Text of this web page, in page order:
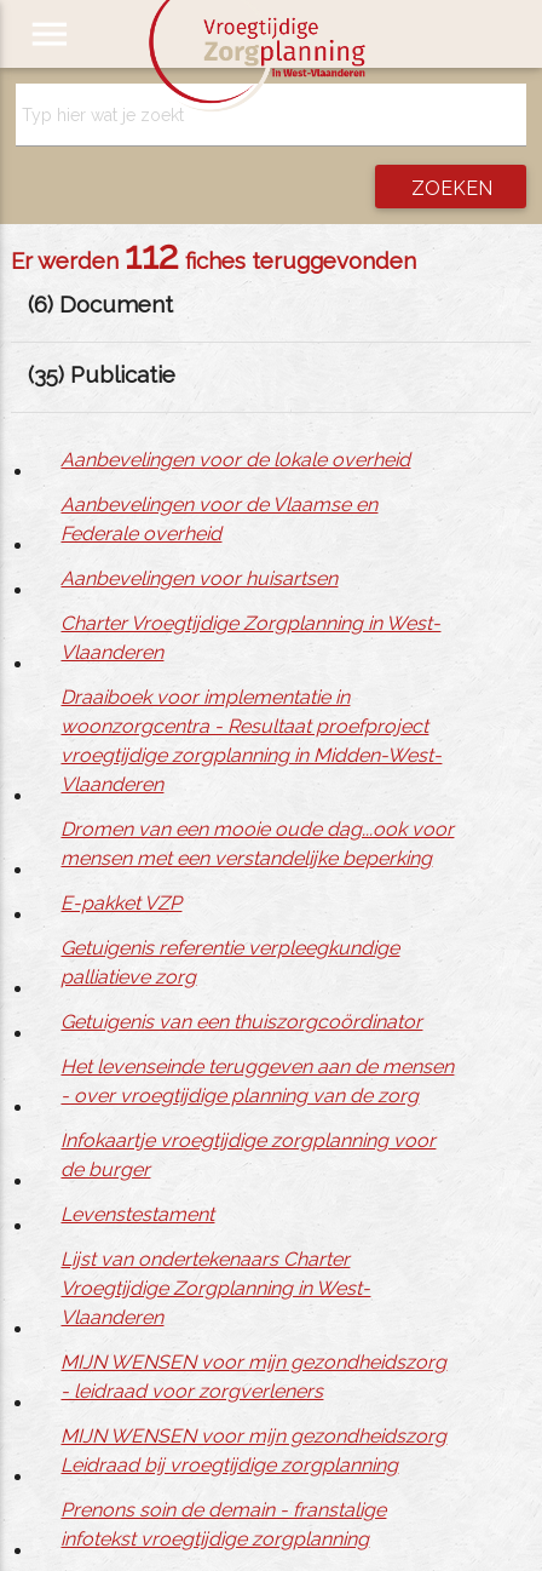
menu
Er werden 112fiches teruggevonden
(6) Document
(35) Publicatie
Aanbevelingen voor de lokale overheid
Aanbevelingen voor de Vlaamse en
Federale overheid
Aanbevelingen voor huisartsen
Charter Vroegtijdige Zorgplanning in West-
Vlaanderen
Draaiboek voor implementatie in
woonzorgcentra - Resultaat proefproject
vroegtijdige zorgplanning in Midden-West-
Vlaanderen
Dromen van een mooie oude dag...ook voor
mensen met een verstandelijke beperking
E-pakket VZP
Getuigenis referentie verpleegkundige
palliatieve zorg
Getuigenis van een thuiszorgcoördinator
Het levenseinde teruggeven aan de mensen
- over vroegtijdige planning van de zorg
Infokaartje vroegtijdige zorgplanning voor
de burger
Levenstestament
Lijst van ondertekenaars Charter
Vroegtijdige Zorgplanning in West-
Vlaanderen
MIJN WENSEN voor mijn gezondheidszorg
- leidraad voor zorgverleners
MIJN WENSEN voor mijn gezondheidszorg
Leidraad bij vroegtijdige zorgplanning
Prenons soin de demain - franstalige
infotekst vroegtijdige zorgplanning